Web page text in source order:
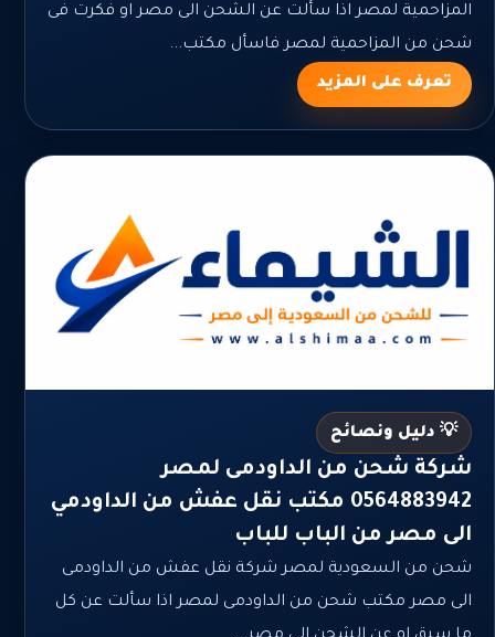
المزاحمية لمصر اذا سألت عن الشحن الى مصر او فكرت فى
شحن من المزاحمية لمصر فاسأل مكتب...
تعرف على المزيد
💡 دليل ونصائح
شركة شحن من الداودمى لمصر
0564883942 مكتب نقل عفش من الداودمي
الى مصر من الباب للباب
شحن من السعودية لمصر شركة نقل عفش من الداودمى
الى مصر مكتب شحن من الداودمى لمصر اذا سألت عن كل